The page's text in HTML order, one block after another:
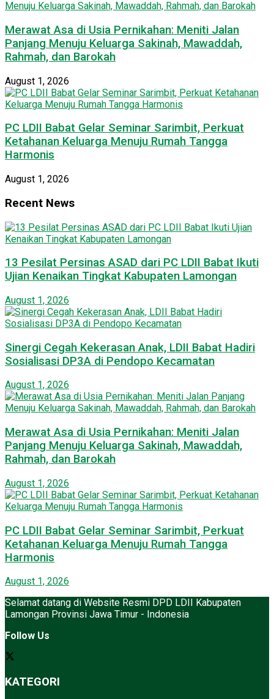
Merawat Asa di Usia Pernikahan: Meniti Jalan
Panjang Menuju Keluarga Sakinah, Mawaddah,
Rahmah, dan Barokah
August 1, 2026
PC LDII Babat Gelar Seminar Sarimbit, Perkuat
Ketahanan Keluarga Menuju Rumah Tangga
Harmonis
August 1, 2026
Recent News
13 Pesilat Persinas ASAD dari PC LDII Babat Ikuti
Ujian Kenaikan Tingkat Kabupaten Lamongan
August 1, 2026
Sinergi Cegah Kekerasan Anak, LDII Babat Hadiri
Sosialisasi DP3A di Pendopo Kecamatan
August 1, 2026
Merawat Asa di Usia Pernikahan: Meniti Jalan
Panjang Menuju Keluarga Sakinah, Mawaddah,
Rahmah, dan Barokah
August 1, 2026
PC LDII Babat Gelar Seminar Sarimbit, Perkuat
Ketahanan Keluarga Menuju Rumah Tangga
Harmonis
August 1, 2026
Selamat datang di Website Resmi DPD LDII Kabupaten
Lamongan Provinsi Jawa Timur - Indonesia
Follow Us
KATEGORI